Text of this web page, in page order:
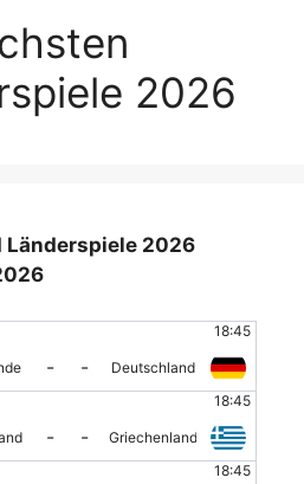
2026
Länderspiele 2026
18:45
- -
Deutschland
18:45
- -
Griechenland
18:45